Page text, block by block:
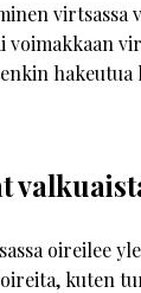
hakeutua
oireilee
kuten